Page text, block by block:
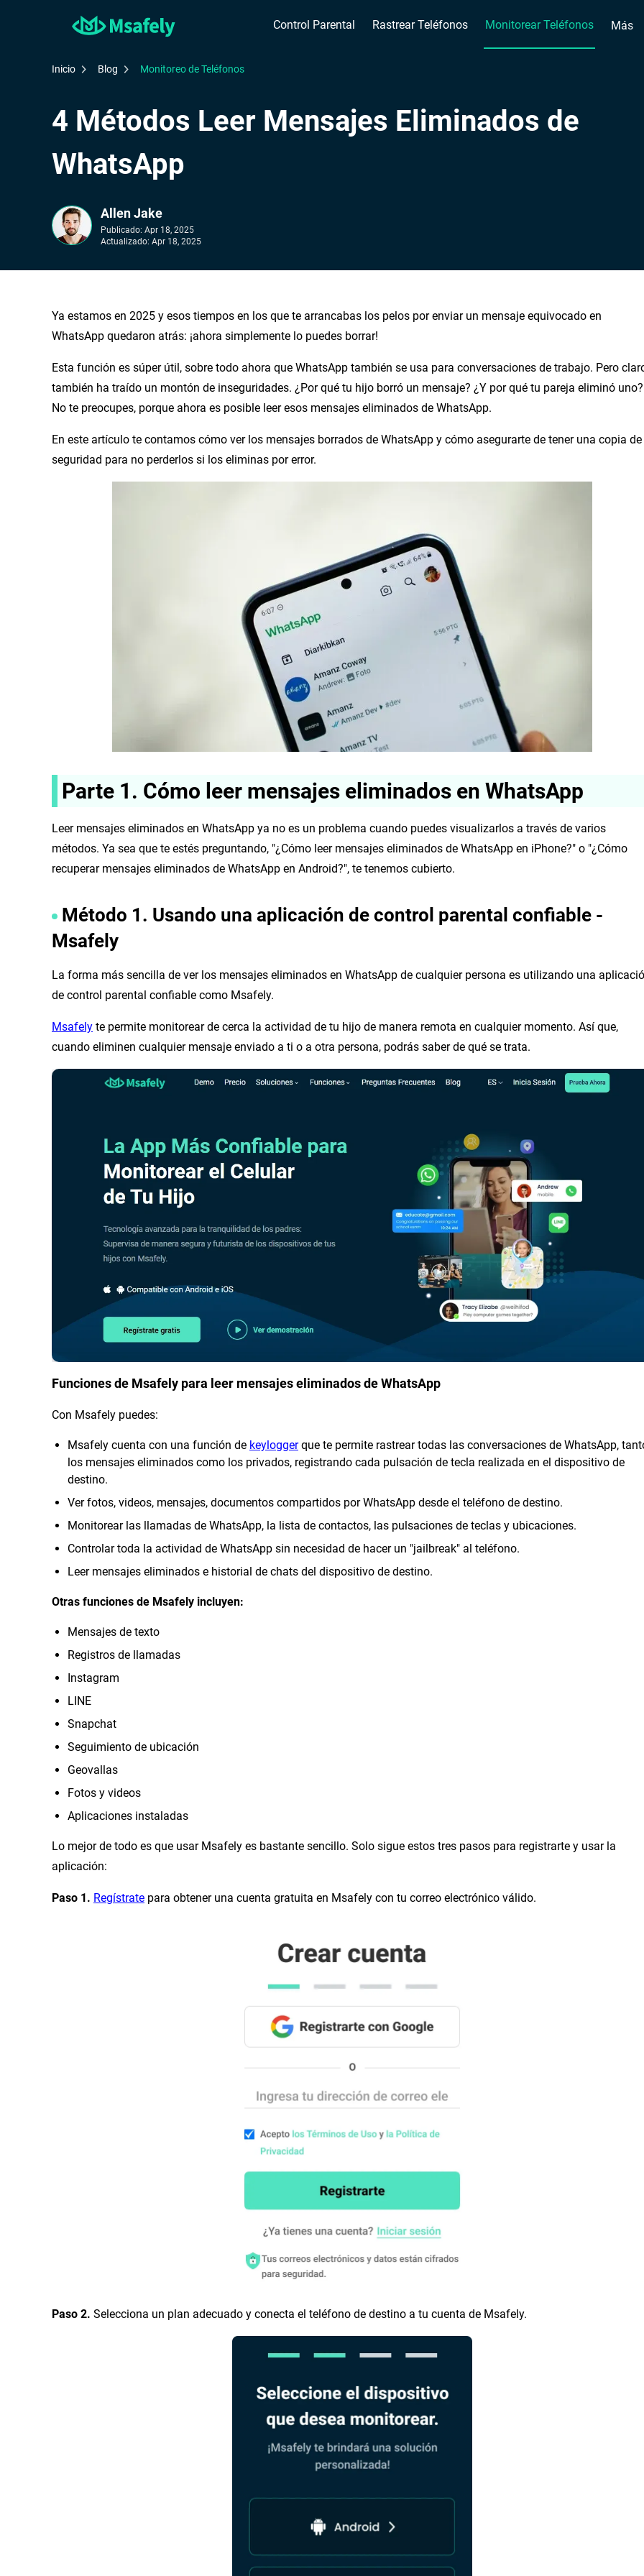
Control Parental Rastrear Teléfonos Monitorear Teléfonos Más
Inicio Blog Monitoreo de Teléfonos
4 Métodos Leer Mensajes Eliminados de
WhatsApp
Allen Jake
Publicado: Apr 18, 2025
Actualizado: Apr 18, 2025
Ya estamos en 2025 y esos tiempos en los que te arrancabas los pelos por enviar un mensaje equivocado en
WhatsApp quedaron atrás: ¡ahora simplemente lo puedes borrar!
Esta función es súper útil, sobre todo ahora que WhatsApp también se usa para conversaciones de trabajo. Pero
también ha traído un montón de inseguridades. ¿Por qué tu hijo borró un mensaje? ¿Y por qué tu pareja eliminó uno?
No te preocupes, porque ahora es posible leer esos mensajes eliminados de WhatsApp.
En este artículo te contamos cómo ver los mensajes borrados de WhatsApp y cómo asegurarte de tener una copia de
seguridad para no perderlos si los eliminas por error.
Parte 1. Cómo leer mensajes eliminados en WhatsApp
Leer mensajes eliminados en WhatsApp ya no es un problema cuando puedes visualizarlos a través de varios
métodos. Ya sea que te estés preguntando, "¿Cómo leer mensajes eliminados de WhatsApp en iPhone?" o "¿Cómo
recuperar mensajes eliminados de WhatsApp en Android?", te tenemos cubierto.
Método 1. Usando una aplicación de control parental confiable -
Msafely
La forma más sencilla de ver los mensajes eliminados en WhatsApp de cualquier persona es utilizando una
de control parental confiable como Msafely.
Msafely te permite monitorear de cerca la actividad de tu hijo de manera remota en cualquier momento. Así que,
cuando eliminen cualquier mensaje enviado a ti o a otra persona, podrás saber de qué se trata.
Funciones de Msafely para leer mensajes eliminados de WhatsApp
Con Msafely puedes:
Msafely cuenta con una función de keyloggerque te permite rastrear todas las conversaciones de WhatsApp,
los mensajes eliminados como los privados, registrando cada pulsación de tecla realizada en el dispositivo de
destino.
Ver fotos, videos, mensajes, documentos compartidos por WhatsApp desde el teléfono de destino.
Monitorear las llamadas de WhatsApp, la lista de contactos, las pulsaciones de teclas y ubicaciones.
Controlar toda la actividad de WhatsApp sin necesidad de hacer un "jailbreak" al teléfono.
Leer mensajes eliminados e historial de chats del dispositivo de destino.
Otras funciones de Msafely incluyen:
Mensajes de texto
Registros de llamadas
Instagram
LINE
Snapchat
Seguimiento de ubicación
Geovallas
Fotos y videos
Aplicaciones instaladas
Lo mejor de todo es que usar Msafely es bastante sencillo. Solo sigue estos tres pasos para registrarte y usar la
aplicación:
Paso 1. Regístrate para obtener una cuenta gratuita en Msafely con tu correo electrónico válido.
Paso 2. Selecciona un plan adecuado y conecta el teléfono de destino a tu cuenta de Msafely.